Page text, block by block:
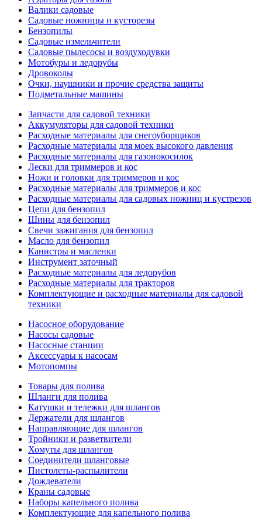
Валики садовые
Садовые ножницы и кусторезы
Бензопилы
Садовые измельчители
Садовые пылесосы и воздуходувки
Мотобуры и ледорубы
Дровоколы
Очки, наушники и прочие средства защиты
Подметальные машины
Запчасти для садовой техники
Аккумуляторы для садовой техники
Расходные материалы для снегоуборщиков
Расходные материалы для моек высокого давления
Расходные материалы для газонокосилок
Лески для триммеров и кос
Ножи и головки для триммеров и кос
Расходные материалы для триммеров и кос
Расходные материалы для садовых ножниц и кустрезов
Цепи для бензопил
Шины для бензопил
Свечи зажигания для бензопил
Масло для бензопил
Канистры и масленки
Инструмент заточный
Расходные материалы для ледорубов
Расходные материалы для тракторов
Комплектующие и расходные материалы для садовой
техники
Насосное оборудование
Насосы садовые
Насосные станции
Аксессуары к насосам
Мотопомпы
Товары для полива
Шланги для полива
Катушки и тележки для шлангов
Держатели для шлангов
Направляющие для шлангов
Тройники и разветвители
Хомуты для шлангов
Соединители шланговые
Пистолеты-распылители
Дождеватели
Краны садовые
Наборы капельного полива
Комплектующие для капельного полива